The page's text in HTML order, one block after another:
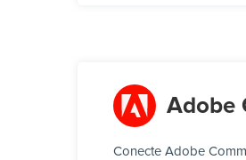
Adobe
Conecte Adobe